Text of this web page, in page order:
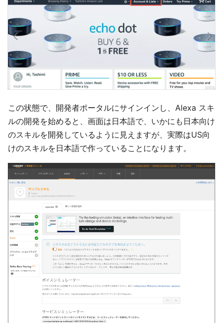
この状態で、開発者ポータルにサインインし、Alexa スキ
ルの開発を始めると、画面は日本語で、いかにも日本向け
のスキルを開発しているように見えますが、実際はUS向
けのスキルを日本語で作っていることになります。